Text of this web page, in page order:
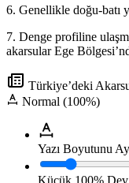
6. Genellikle doğu-batı
7. Denge profiline
akarsular Ege
Türkiye’deki
Normal (100%)
Yazı Boyutunu